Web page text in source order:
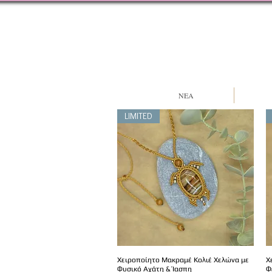
NEA
LIMITED
Χειροποίητο Μακραμέ Κολιέ Χελώνα με
Φυσικό Αχάτη & Ίασπη